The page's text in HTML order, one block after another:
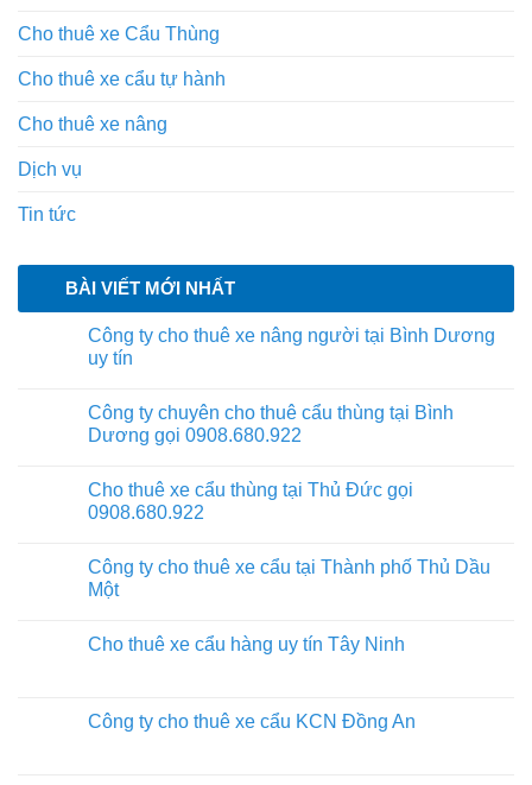
Cho thuê xe Cẩu Thùng
Cho thuê xe cẩu tự hành
Cho thuê xe nâng
Dịch vụ
Tin tức
BÀI VIẾT MỚI NHẤT
Công ty cho thuê xe nâng người tại Bình Dương
uy tín
Công ty chuyên cho thuê cẩu thùng tại Bình
Dương gọi 0908.680.922
Cho thuê xe cẩu thùng tại Thủ Đức gọi
0908.680.922
Công ty cho thuê xe cẩu tại Thành phố Thủ Dầu
Một
Cho thuê xe cẩu hàng uy tín Tây Ninh
Công ty cho thuê xe cẩu KCN Đồng An